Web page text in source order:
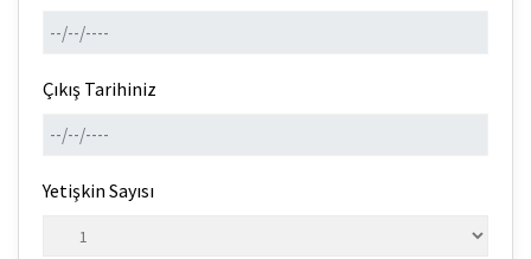
Çıkış Tarihiniz
Yetişkin Sayısı